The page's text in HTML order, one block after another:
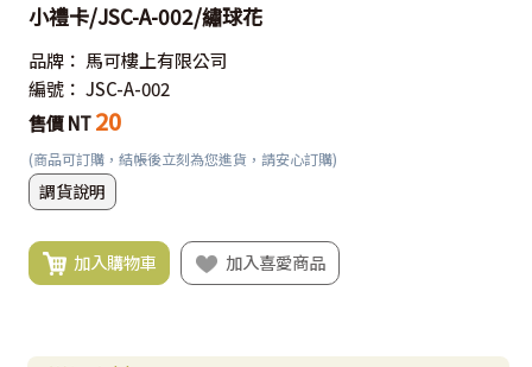
小禮卡/JSC-A-002/繡球花
品牌： 馬可樓上有限公司
編號： JSC-A-002
售價 NT 20
(商品可訂購，結帳後立刻為您進貨，請安心訂購)
調貨說明
加入購物車 加入喜愛商品